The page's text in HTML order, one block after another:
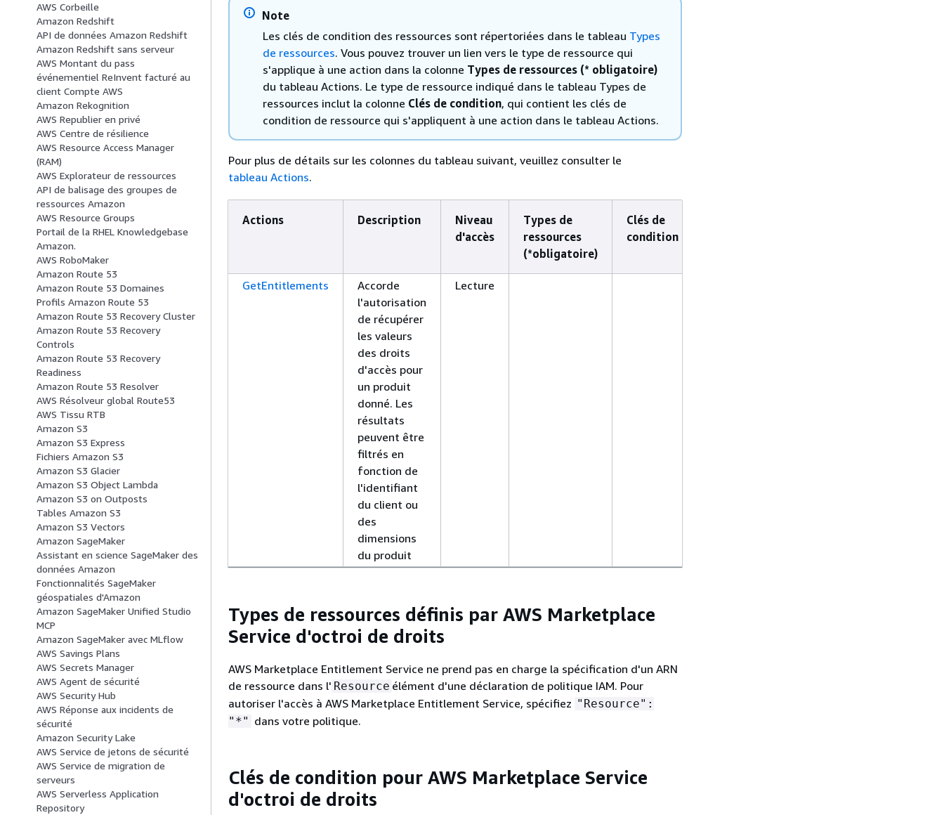
AWS Corbeille
Amazon Redshift
API de données Amazon Redshift
Amazon Redshift sans serveur
AWS Montant du pass
événementiel ReInvent facturé au
client Compte AWS
Amazon Rekognition
AWS Republier en privé
AWS Centre de résilience
AWS Resource Access Manager
(RAM)
AWS Explorateur de ressources
API de balisage des groupes de
ressources Amazon
AWS Resource Groups
Portail de la RHEL Knowledgebase
Amazon.
AWS RoboMaker
Amazon Route 53
Amazon Route 53 Domaines
Profils Amazon Route 53
Amazon Route 53 Recovery Cluster
Amazon Route 53 Recovery
Controls
Amazon Route 53 Recovery
Readiness
Amazon Route 53 Resolver
AWS Résolveur global Route53
AWS Tissu RTB
Amazon S3
Amazon S3 Express
Fichiers Amazon S3
Amazon S3 Glacier
Amazon S3 Object Lambda
Amazon S3 on Outposts
Tables Amazon S3
Amazon S3 Vectors
Amazon SageMaker
Assistant en science SageMaker des
données Amazon
Fonctionnalités SageMaker
géospatiales d'Amazon
Amazon SageMaker Unified Studio
MCP
Amazon SageMaker avec MLflow
AWS Savings Plans
AWS Secrets Manager
AWS Agent de sécurité
AWS Security Hub
AWS Réponse aux incidents de
sécurité
Amazon Security Lake
AWS Service de jetons de sécurité
AWS Service de migration de
serveurs
AWS Serverless Application
Repository
Note
Les clés de condition des ressources sont répertoriées dans le tableau Types
de ressources. Vous pouvez trouver un lien vers le type de ressource qui
s'applique à une action dans la colonne Types de ressources (* obligatoire)
du tableau Actions. Le type de ressource indiqué dans le tableau Types de
ressources inclut la colonne Clés de condition, qui contient les clés de
condition de ressource qui s'appliquent à une action dans le tableau Actions.
Pour plus de détails sur les colonnes du tableau suivant, veuillez consulter le
tableau Actions.
Actions Description
Niveau
d'accès
Types de
ressources
(*obligatoire)
Clés de
condition
GetEntitlements
Accorde
l'autorisation
de récupérer
les valeurs
des droits
d'accès pour
un produit
donné. Les
résultats
peuvent être
filtrés en
fonction de
l'identifiant
du client ou
des
dimensions
du produit
Lecture
Types de ressources définis par AWS Marketplace
Service d'octroi de droits
AWS Marketplace Entitlement Service ne prend pas en charge la spécification d'un ARN
de ressource dans l' Resource élément d'une déclaration de politique IAM. Pour
autoriser l'accès à AWS Marketplace Entitlement Service, spécifiez "Resource":
"*" dans votre politique.
Clés de condition pour AWS Marketplace Service
d'octroi de droits